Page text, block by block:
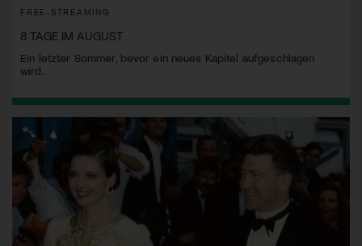
FREE-STREAMING
8 TAGE IM AUGUST
Ein letzter Sommer, bevor ein neues Kapitel aufgeschlagen
wird.